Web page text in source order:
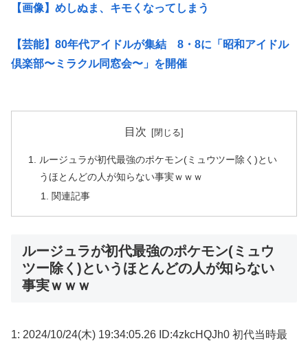
【画像】めしぬま、キモくなってしまう
【芸能】80年代アイドルが集結 8・8に「昭和アイドル
倶楽部〜ミラクル同窓会〜」を開催
目次
ルージュラが初代最強のポケモン(ミュウツー除く)とい
うほとんどの人が知らない事実ｗｗｗ
関連記事
ルージュラが初代最強のポケモン(ミュウ
ツー除く)というほとんどの人が知らない
事実ｗｗｗ
1: 2024/10/24(木) 19:34:05.26 ID:4zkcHQJh0 初代当時最